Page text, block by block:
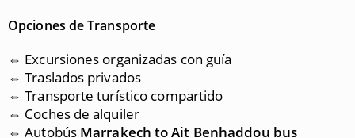
Opciones de Transporte
⇔ Excursiones organizadas con guía
⇔ Traslados privados
⇔ Transporte turístico compartido
⇔ Coches de alquiler
⇔ Autobús Marrakech to Ait Benhaddou bus